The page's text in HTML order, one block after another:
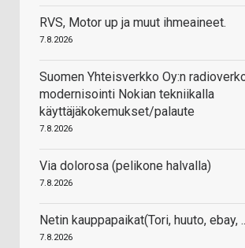
RVS, Motor up ja muut ihmeaineet.
7.8.2026
Suomen Yhteisverkko Oy:n
modernisointi Nokian tekniikalla
käyttäjäkokemukset/palaute
7.8.2026
Via dolorosa (pelikone halvalla)
7.8.2026
Netin kauppapaikat(Tori, huuto, ebay,
7.8.2026